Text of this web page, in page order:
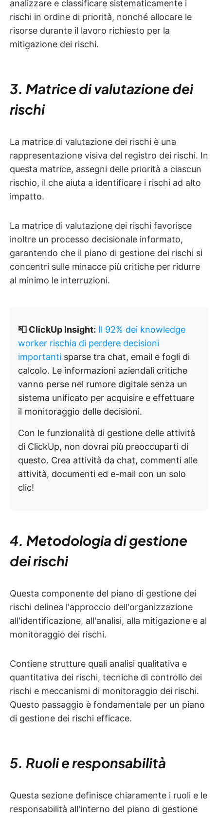
analizzare e classificare sistematicamente i
rischi in ordine di priorità, nonché allocare le
risorse durante il lavoro richiesto per la
mitigazione dei rischi.
3. Matrice di valutazione dei
rischi
La matrice di valutazione dei rischi è una
rappresentazione visiva del registro dei rischi. In
questa matrice, assegni delle priorità a ciascun
rischio, il che aiuta a identificare i rischi ad alto
impatto.
La matrice di valutazione dei rischi favorisce
inoltre un processo decisionale informato,
garantendo che il piano di gestione dei rischi si
concentri sulle minacce più critiche per ridurre
al minimo le interruzioni.
📮 ClickUp Insight: Il 92% dei knowledge
worker rischia di perdere decisioni
importanti sparse tra chat, email e fogli di
calcolo. Le informazioni aziendali critiche
vanno perse nel rumore digitale senza un
sistema unificato per acquisire e effettuare
il monitoraggio delle decisioni.
Con le funzionalità di gestione delle attività
di ClickUp, non dovrai più preoccuparti di
questo. Crea attività da chat, commenti alle
attività, documenti ed e-mail con un solo
clic!
4. Metodologia di gestione
dei rischi
Questa componente del piano di gestione dei
rischi delinea l'approccio dell'organizzazione
all'identificazione, all'analisi, alla mitigazione e al
monitoraggio dei rischi.
Contiene strutture quali analisi qualitativa e
quantitativa dei rischi, tecniche di controllo dei
rischi e meccanismi di monitoraggio dei rischi.
Questo passaggio è fondamentale per un piano
di gestione dei rischi efficace.
5. Ruoli e responsabilità
Questa sezione definisce chiaramente i ruoli e le
responsabilità all'interno del piano di gestione